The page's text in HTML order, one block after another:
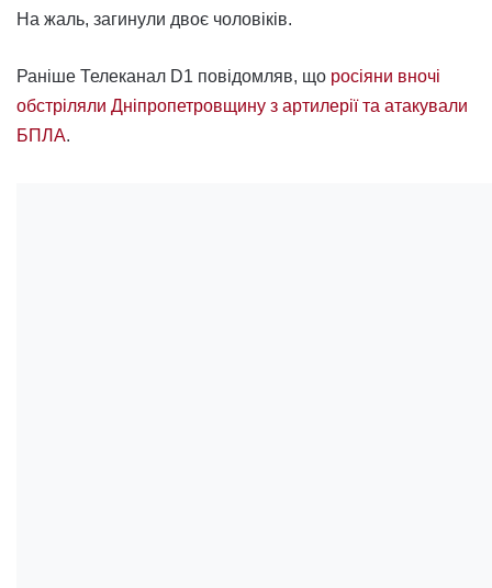
На жаль, загинули двоє чоловіків.
Раніше Телеканал D1 повідомляв, що росіяни вночі
обстріляли Дніпропетровщину з артилерії та атакували
БПЛА.